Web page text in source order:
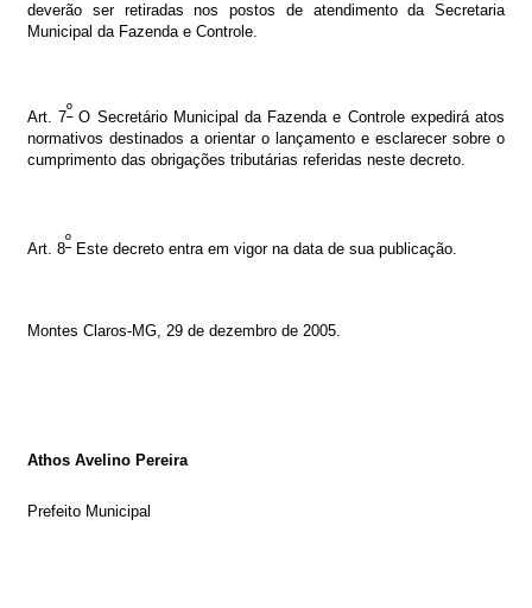
deverão ser retiradas nos postos de atendimento da Secretaria
Municipal da Fazenda e Controle.
Art. 7ºO Secretário Municipal da Fazenda e Controle expedirá atos
normativos destinados a orientar o lançamento e esclarecer sobre o
cumprimento das obrigações tributárias referidas neste decreto.
Art. 8º Este decreto entra em vigor na data de sua publicação.
Montes Claros-MG, 29 de dezembro de 2005.
Athos Avelino Pereira
Prefeito Municipal